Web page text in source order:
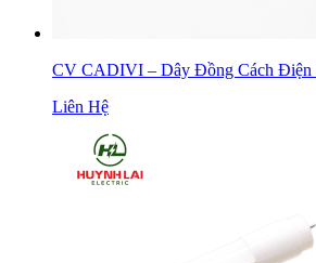
CV CADIVI – Dây Đồng Cách Điện
Liên Hệ